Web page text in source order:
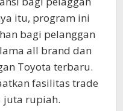
itu, program ini
bagi pelanggan
all brand dan
Toyota terbaru.
fasilitas trade
juta rupiah.